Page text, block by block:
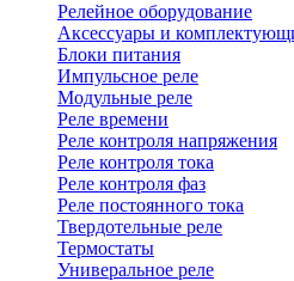
Релейное оборудование
Аксессуары и
Блоки питания
Импульсное реле
Модульные реле
Реле времени
Реле контроля напряжения
Реле контроля тока
Реле контроля фаз
Реле постоянного тока
Твердотельные реле
Термостаты
Универальное реле